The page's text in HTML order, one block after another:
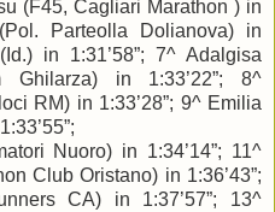
(F45, Cagliari Marathon ) in
Parteolla Dolianova) in
in 1:31’58”; 7^ Adalgisa
Ghilarza) in 1:33’22”; 8^
RM) in 1:33’28”; 9^ Emilia
Nuoro) in 1:34’14”; 11^
Club Oristano) in 1:36’43”;
CA) in 1:37’57”; 13^